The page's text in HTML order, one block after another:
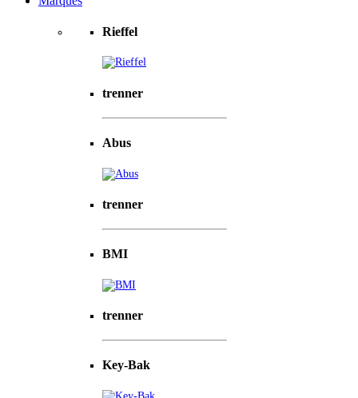
Rieffel
trenner
Abus
trenner
BMI
trenner
Key-Bak